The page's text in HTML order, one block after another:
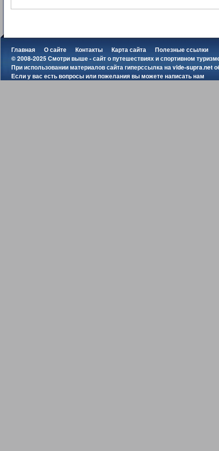
Главная О сайте Контакты Карта сайта
Полезные ссылки
© 2008-2025 Смотри выше - сайт о путешествиях и спортивном
При использовании материалов сайта гиперссылка наvide-supra.net
Если у вас есть вопросы или пожелания вы можетенаписать нам